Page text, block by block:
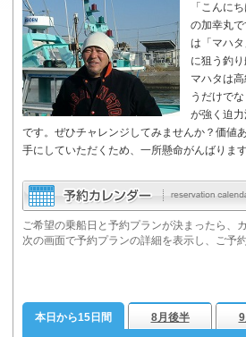
「こんに
の加幸丸
は「マハタ
に狙う釣り
マハタは
うだけで
が強く迫
です。ぜひチャレンジしてみませんか？価値
手にしていただくため、一所懸命がんばります
ご希望の乗船日と予約プランが決まったら、
次の画面で予約プランの詳細を表示し、ご予
本日から15日間 8月後半